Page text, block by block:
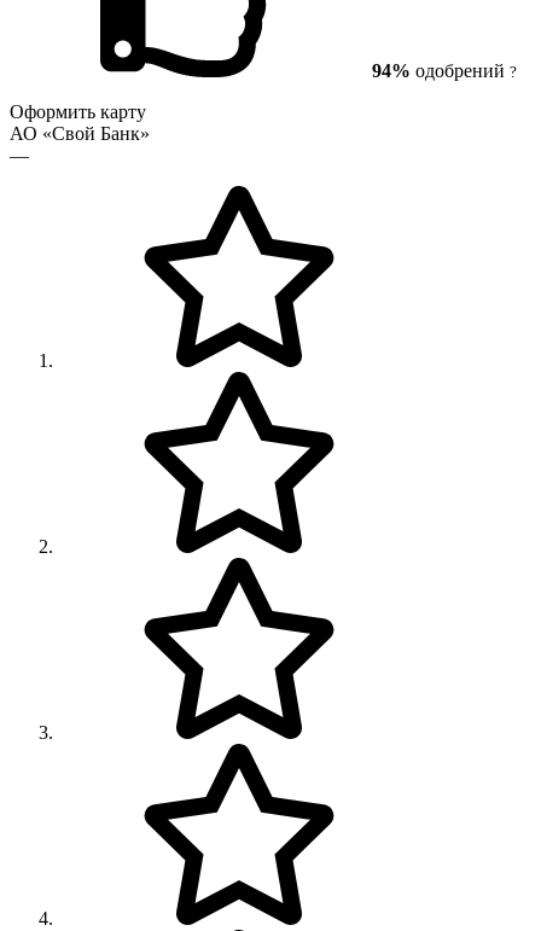
94% одобрений ?
Оформить карту
АО «Свой Банк»
—